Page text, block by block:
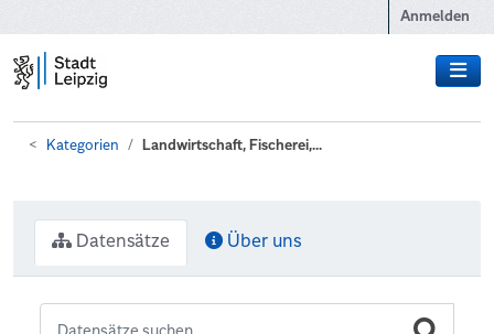
Anmelden
Kategorien Landwirtschaft, Fischerei,...
Datensätze Über uns